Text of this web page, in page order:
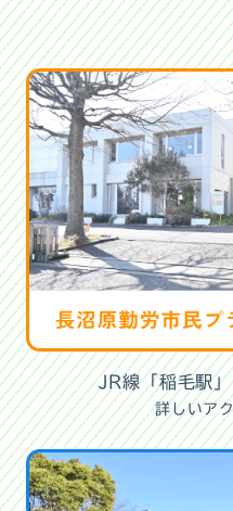
JR線「稲毛駅
詳しいア